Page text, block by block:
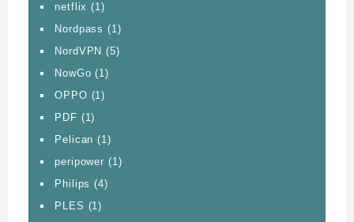
netflix (1)
Nordpass (1)
NordVPN (5)
NowGo (1)
OPPO (1)
PDF (1)
Pelican (1)
peripower (1)
Philips (4)
PLES (1)